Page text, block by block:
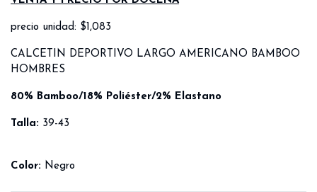
precio unidad: $1,083
CALCETIN DEPORTIVO LARGO AMERICANO BAMBOO
HOMBRES
80% Bamboo/18% Poliéster/2% Elastano
Talla: 39-43
Color: Negro